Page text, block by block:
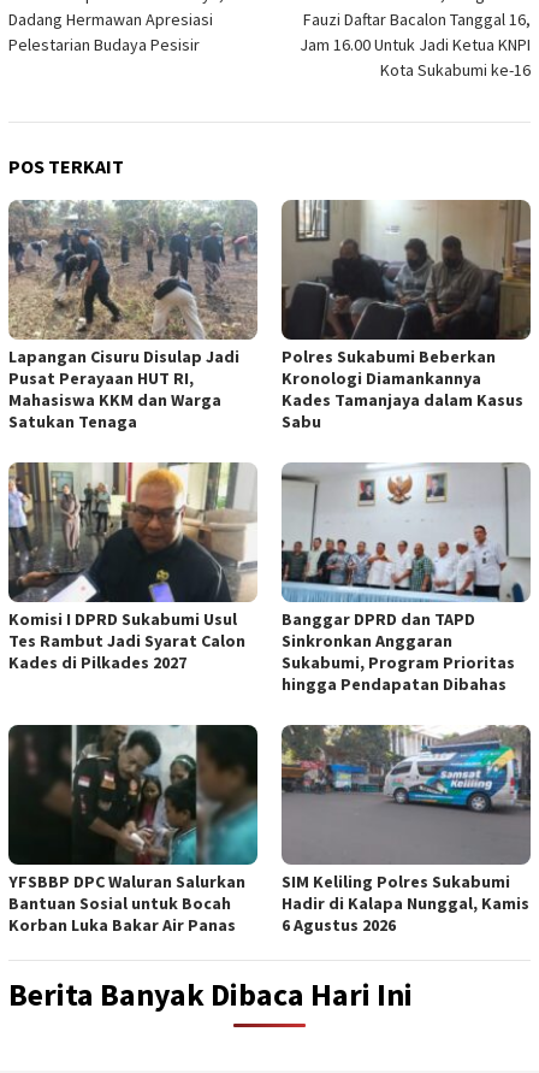
Dadang Hermawan Apresiasi
Pelestarian Budaya Pesisir
Fauzi Daftar Bacalon Tanggal 16,
Jam 16.00 Untuk Jadi Ketua KNPI
Kota Sukabumi ke-16
POS TERKAIT
Lapangan Cisuru Disulap Jadi
Pusat Perayaan HUT RI,
Mahasiswa KKM dan Warga
Satukan Tenaga
Polres Sukabumi Beberkan
Kronologi Diamankannya
Kades Tamanjaya dalam Kasus
Sabu
Komisi I DPRD Sukabumi Usul
Tes Rambut Jadi Syarat Calon
Kades di Pilkades 2027
Banggar DPRD dan TAPD
Sinkronkan Anggaran
Sukabumi, Program Prioritas
hingga Pendapatan Dibahas
YFSBBP DPC Waluran Salurkan
Bantuan Sosial untuk Bocah
Korban Luka Bakar Air Panas
SIM Keliling Polres Sukabumi
Hadir di Kalapa Nunggal, Kamis
6 Agustus 2026
Berita Banyak Dibaca Hari Ini